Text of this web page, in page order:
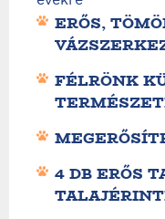
ERŐS,
FÉLRÖNK
4 DB ERŐS